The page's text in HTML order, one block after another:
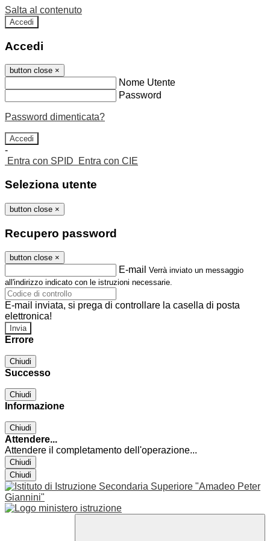
Salta al contenuto
Accedi
Accedi
button close ×
Nome Utente
Password
Password dimenticata?
-
Entra con SPID
Entra con CIE
Seleziona utente
button close ×
Recupero password
button close ×
E-mail Verrà inviato un messaggio
all'indirizzo indicato con le istruzioni necessarie.
E-mail inviata, si prega di controllare la casella di posta
elettronica!
Errore
Chiudi
Successo
Chiudi
Informazione
Chiudi
Attendere...
Attendere il completamento dell'operazione...
Chiudi
Chiudi